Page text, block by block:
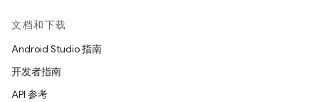
文档和下载
Android Studio 指南
开发者指南
API 参考